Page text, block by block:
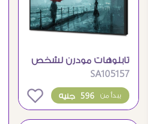
تابلوهات مودرن لشخص
يحمل مظلة حمراء
بالمطر
SA105157
596 جنيه يبدأ من